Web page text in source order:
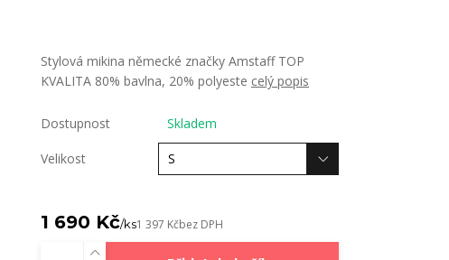
Stylová mikina německé značky Amstaff TOP
KVALITA 80% bavlna, 20% polyeste celý popis
Dostupnost Skladem
Velikost
1 690 Kč/ks1 397 Kčbez DPH